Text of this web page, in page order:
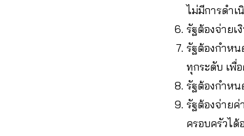
ไม่มีการดำเ
รัฐต้องจ่าย
รัฐต้องกำห
ทุกระดับ เพื่
รัฐต้องกำห
รัฐต้องจ่ายค่
ครอบครัวไ